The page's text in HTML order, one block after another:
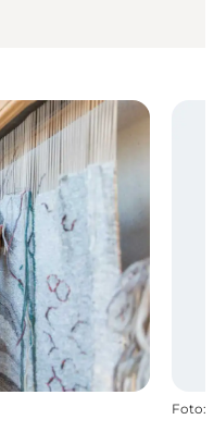
Foto: